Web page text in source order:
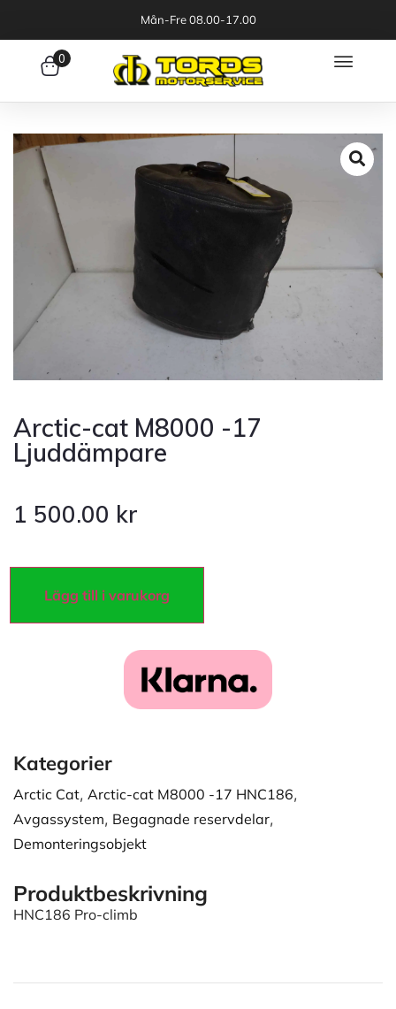
Mån-Fre 08.00-17.00
0
Arctic-cat M8000 -17
Ljuddämpare
1 500.00 kr
Lägg till i varukorg
Kategorier
Arctic Cat, Arctic-cat M8000 -17 HNC186,
Avgassystem, Begagnade reservdelar,
Demonteringsobjekt
Produktbeskrivning
HNC186 Pro-climb